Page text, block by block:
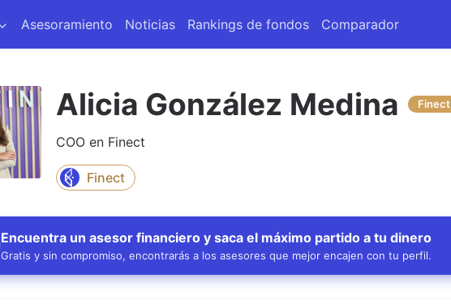
Asesoramiento Noticias Rankings de fondos Comparador
Alicia González Medina Finect
COO en Finect
Finect
Encuentra un asesor financiero y saca el máximo partido a tu dinero
Gratis y sin compromiso, encontrarás a los asesores que mejor encajen con tu perfil.